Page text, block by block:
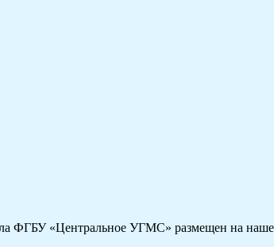
«Центральное УГМС» размещен на нашем